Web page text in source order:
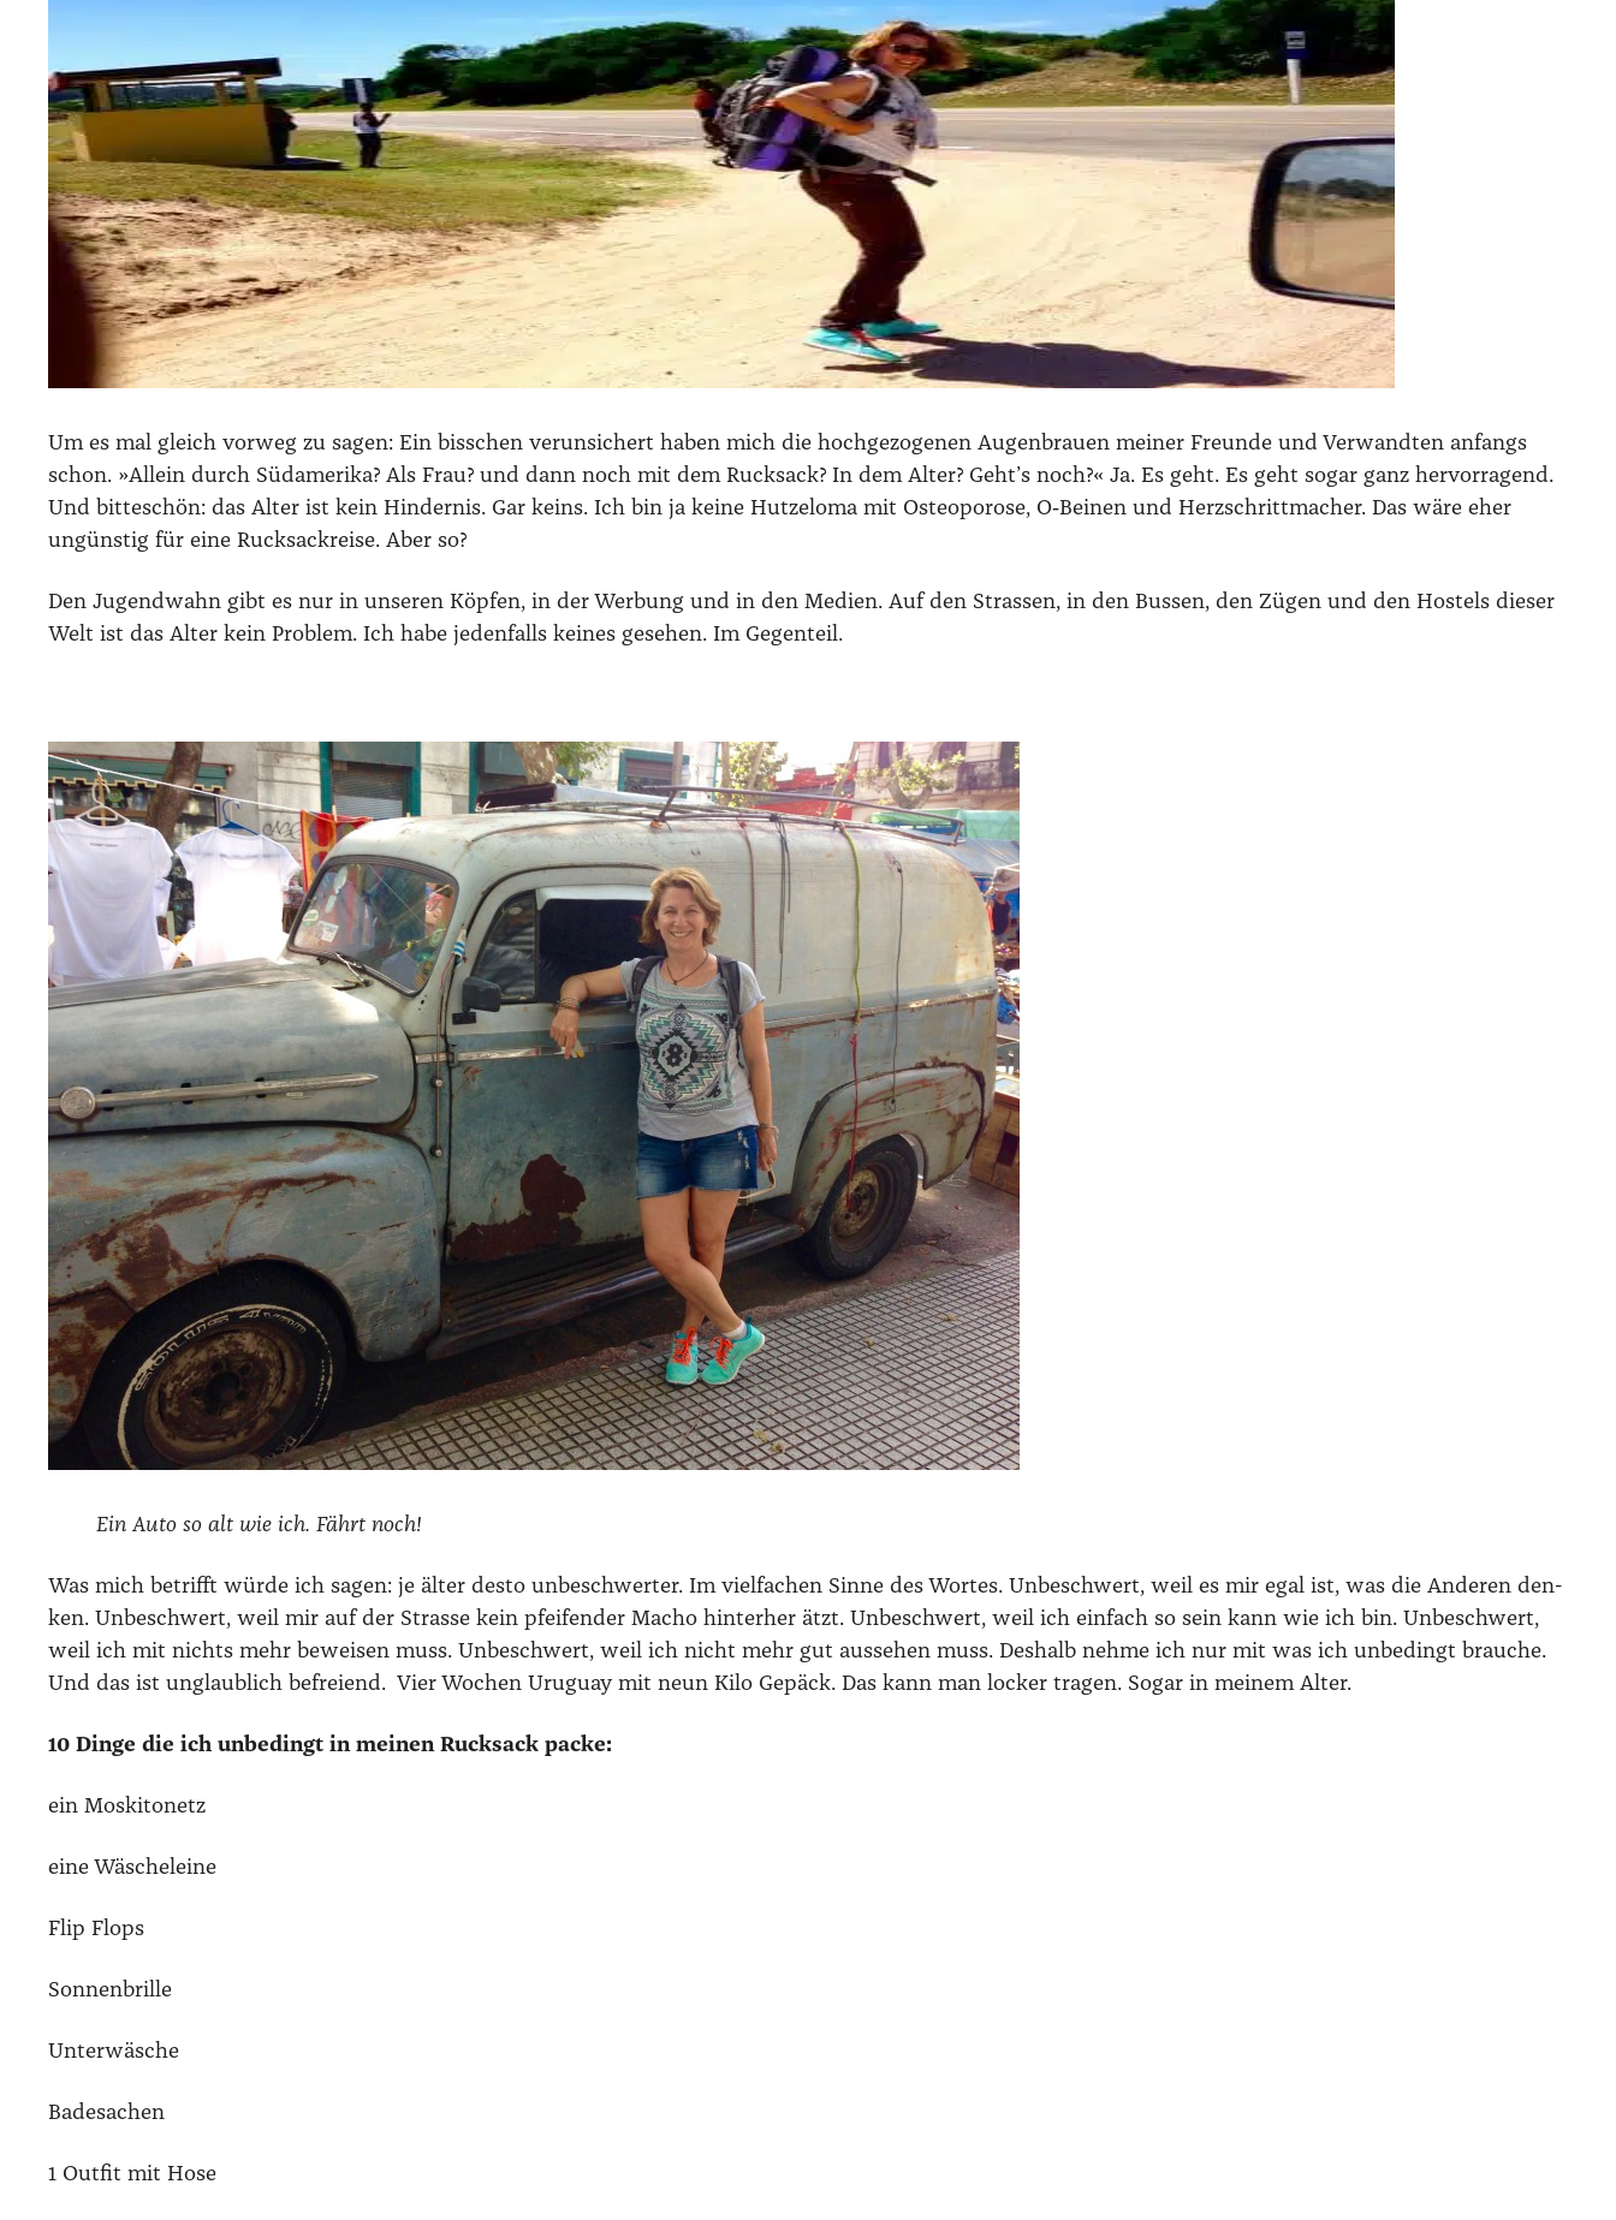
Um es mal gleich vor­weg zu sagen: Ein biss­chen ver­un­si­chert haben mich die hoch­ge­zo­ge­nen Augen­brau­en mei­ner Freun­de und Ver­wand­ten anfangs
schon. »Allein durch Süd­ame­ri­ka? Als Frau? und dann noch mit dem Ruck­sack? In dem Alter? Geht’s noch?« Ja. Es geht. Es geht sogar ganz her­vor­ra­gend.
Und bit­te­schön: das Alter ist kein Hin­der­nis. Gar keins. Ich bin ja kei­ne Hut­zelo­ma mit Osteo­po­ro­se, O‑Beinen und Herz­schritt­ma­cher. Das wäre eher
ungüns­tig für eine Ruck­sack­rei­se. Aber so?
Den Jugend­wahn gibt es nur in unse­ren Köp­fen, in der Wer­bung und in den Medi­en. Auf den Stras­sen, in den Bus­sen, den Zügen und den Hos­tels die­ser
Welt ist das Alter kein Pro­blem. Ich habe jeden­falls kei­nes gese­hen. Im Gegen­teil.
Ein Auto so alt wie ich. Fährt noch!
Was mich betrifft wür­de ich sagen: je älter des­to unbe­schwer­ter. Im viel­fa­chen Sin­ne des Wor­tes. Unbe­schwert, weil es mir egal ist, was die Ande­ren den­
ken. Unbe­schwert, weil mir auf der Stras­se kein pfei­fen­der Macho hin­ter­her ätzt. Unbe­schwert, weil ich ein­fach so sein kann wie ich bin. Unbe­schwert,
weil ich mit nichts mehr bewei­sen muss. Unbe­schwert, weil ich nicht mehr gut aus­se­hen muss. Des­halb neh­me ich nur mit was ich unbe­dingt brau­che.
Und das ist unglaub­lich befrei­end. Vier Wochen Uru­gu­ay mit neun Kilo Gepäck. Das kann man locker tra­gen. Sogar in mei­nem Alter.
10 Din­ge die ich unbe­dingt in mei­nen Ruck­sack packe:
ein Mos­ki­to­netz
eine Wäsche­lei­ne
Flip Flops
Son­nen­bril­le
Unter­wä­sche
Bade­sa­chen
1 Out­fit mit Hose